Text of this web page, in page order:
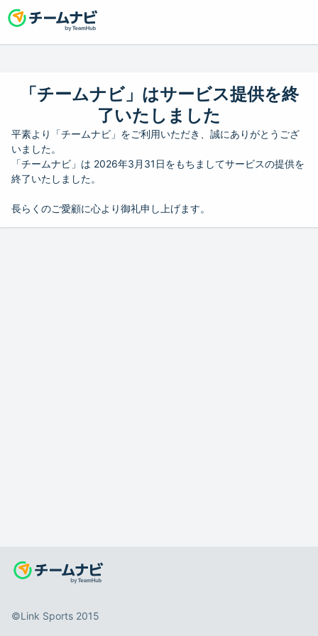
「チームナビ」はサービス提供を終
了いたしました
平素より「チームナビ」をご利用いただき、誠にありがとうござ
いました。
「チームナビ」は 2026年3月31日をもちましてサービスの提供を
終了いたしました。
長らくのご愛顧に心より御礼申し上げます。
©️Link Sports 2015